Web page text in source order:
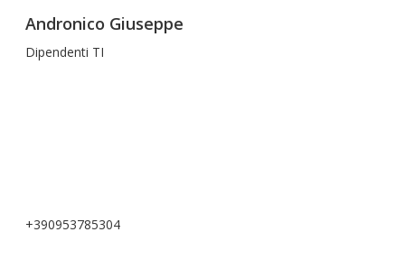
Andronico Giuseppe
Dipendenti TI
+390953785304